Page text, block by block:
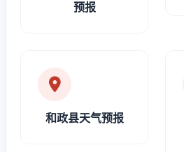
预报
和政县天气预报